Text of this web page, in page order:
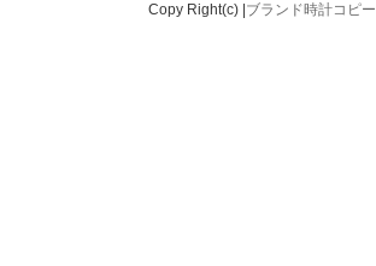
Copy Right(c) | ブランド時計コピー